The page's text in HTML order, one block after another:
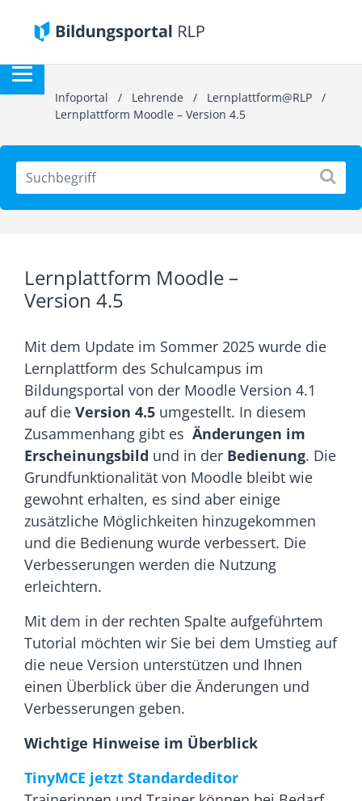
Infoportal / Lehrende / Lernplattform@RLP /
Lernplattform Moodle – Version 4.5
Lernplattform Moodle –
Version 4.5
Mit dem Update im Sommer 2025 wurde die
Lernplattform des Schulcampus im
Bildungsportal von der Moodle Version 4.1
auf die Version 4.5 umgestellt. In diesem
Zusammenhang gibt es Änderungen im
Erscheinungsbild und in der Bedienung. Die
Grundfunktionalität von Moodle bleibt wie
gewohnt erhalten, es sind aber einige
zusätzliche Möglichkeiten hinzugekommen
und die Bedienung wurde verbessert. Die
Verbesserungen werden die Nutzung
erleichtern.
Mit dem in der rechten Spalte aufgeführtem
Tutorial möchten wir Sie bei dem Umstieg auf
die neue Version unterstützen und Ihnen
einen Überblick über die Änderungen und
Verbesserungen geben.
Wichtige Hinweise im Überblick
TinyMCE jetzt Standardeditor